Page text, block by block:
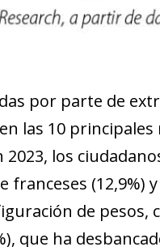
por parte de
las 10
2023, los
franceses (12,9%)
de pesos,
que ha